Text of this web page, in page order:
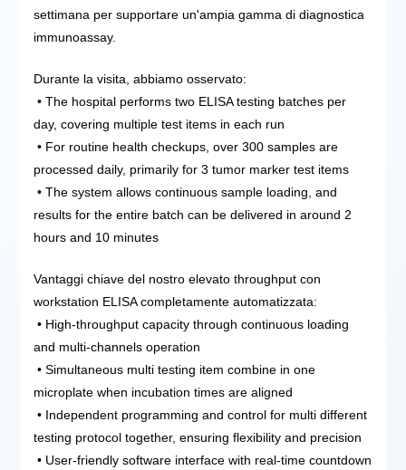
settimana per supportare un'ampia gamma di diagnostica
immunoassay.
Durante la visita, abbiamo osservato:
• The hospital performs two ELISA testing batches per
day, covering multiple test items in each run
• For routine health checkups, over 300 samples are
processed daily, primarily for 3 tumor marker test items
• The system allows continuous sample loading, and
results for the entire batch can be delivered in around 2
hours and 10 minutes
Vantaggi chiave del nostro elevato throughput con
workstation ELISA completamente automatizzata:
• High-throughput capacity through continuous loading
and multi-channels operation
• Simultaneous multi testing item combine in one
microplate when incubation times are aligned
• Independent programming and control for multi different
testing protocol together, ensuring flexibility and precision
• User-friendly software interface with real-time countdown